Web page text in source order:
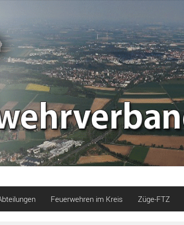
Feuerwehren im Kreis Züge-FTZ